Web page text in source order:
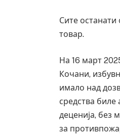
Сите останати
товар.
На 16 март
Кочани,
имало над
средства биле
деценија, без
за